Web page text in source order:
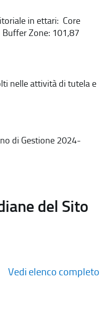
in ettari: Core
Zone: 101,87
nelle attività di tutela e
di Gestione 2024-
del Sito
Vedi elenco completo